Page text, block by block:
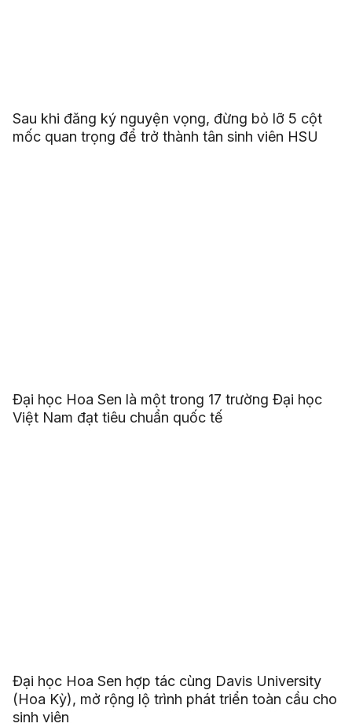
Sau khi đăng ký nguyện vọng, đừng bỏ lỡ 5 cột
mốc quan trọng để trở thành tân sinh viên HSU
Đại học Hoa Sen là một trong 17 trường Đại học
Việt Nam đạt tiêu chuẩn quốc tế
Đại học Hoa Sen hợp tác cùng Davis University
(Hoa Kỳ), mở rộng lộ trình phát triển toàn cầu cho
sinh viên